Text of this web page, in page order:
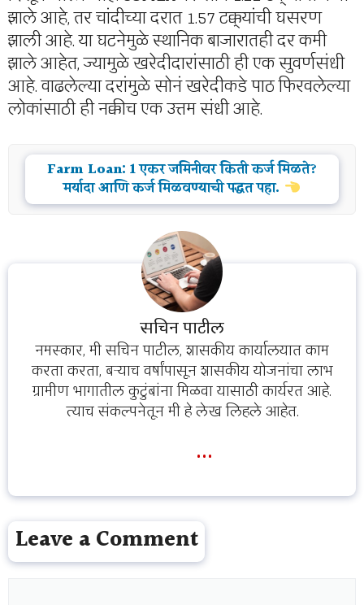
झाले आहे, तर चांदीच्या दरात 1.57 टक्क्यांची घसरण
झाली आहे. या घटनेमुळे स्थानिक बाजारातही दर कमी
झाले आहेत, ज्यामुळे खरेदीदारांसाठी ही एक सुवर्णसंधी
आहे. वाढलेल्या दरांमुळे सोनं खरेदीकडे पाठ फिरवलेल्या
लोकांसाठी ही नक्कीच एक उत्तम संधी आहे.
Farm Loan: 1 एकर जमिनीवर किती कर्ज मिळते?
मर्यादा आणि कर्ज मिळवण्याची पद्धत पहा.
सचिन पाटील
नमस्कार, मी सचिन पाटील, शासकीय कार्यालयात काम
करता करता, बऱ्याच वर्षांपासून शासकीय योजनांचा लाभ
ग्रामीण भागातील कुटुंबांना मिळवा यासाठी कार्यरत आहे.
त्याच संकल्पनेतून मी हे लेख लिहले आहेत.
...
Leave a Comment